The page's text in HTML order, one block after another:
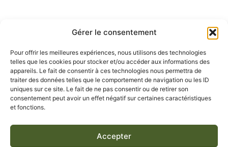
Gérer le consentement
Pour offrir les meilleures expériences, nous utilisons des technologies
telles que les cookies pour stocker et/ou accéder aux informations des
appareils. Le fait de consentir à ces technologies nous permettra de
traiter des données telles que le comportement de navigation ou les ID
uniques sur ce site. Le fait de ne pas consentir ou de retirer son
consentement peut avoir un effet négatif sur certaines caractéristiques
et fonctions.
Accepter